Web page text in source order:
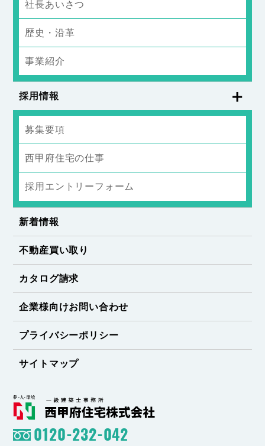
社長あいさつ
歴史・沿革
事業紹介
採用情報
募集要項
西甲府住宅の仕事
採用エントリーフォーム
新着情報
不動産買い取り
カタログ請求
企業様向けお問い合わせ
プライバシーポリシー
サイトマップ
0120-232-042